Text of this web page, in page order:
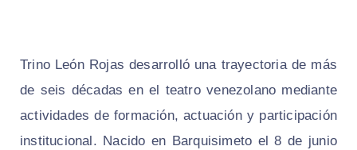
Trino León Rojas desarrolló una trayectoria de más
de seis décadas en el teatro venezolano mediante
actividades de formación, actuación y participación
institucional. Nacido en Barquisimeto el 8 de junio